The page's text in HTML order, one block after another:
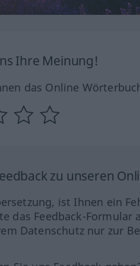
Ihre Meinung!
das Online
zu unseren
ist Ihnen ein
das Feedback-
Datenschutz nur zur